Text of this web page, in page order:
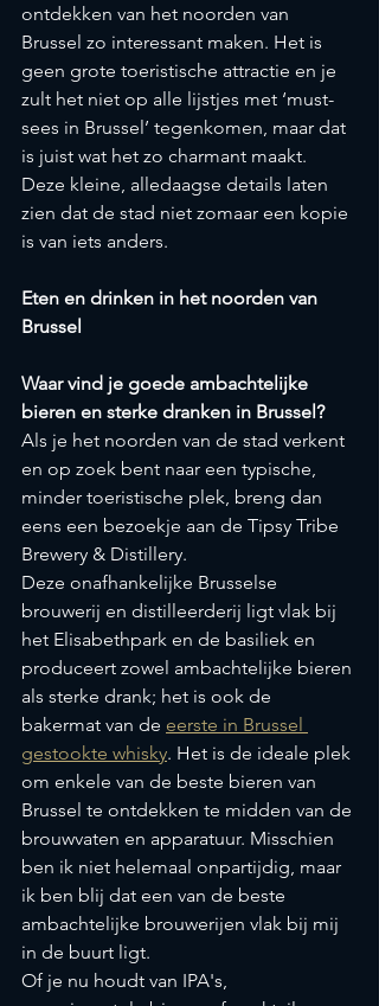
ontdekken van het noorden van
Brussel zo interessant maken. Het is
geen grote toeristische attractie en je
zult het niet op alle lijstjes met ‘must-
sees in Brussel’ tegenkomen, maar dat
is juist wat het zo charmant maakt.
Deze kleine, alledaagse details laten
zien dat de stad niet zomaar een kopie
is van iets anders.
Eten en drinken in het noorden van
Brussel
Waar vind je goede ambachtelijke
bieren en sterke dranken in Brussel?
Als je het noorden van de stad verkent
en op zoek bent naar een typische,
minder toeristische plek, breng dan
eens een bezoekje aan de Tipsy Tribe
Brewery & Distillery.
Deze onafhankelijke Brusselse
brouwerij en distilleerderij ligt vlak bij
het Elisabethpark en de basiliek en
produceert zowel ambachtelijke bieren
als sterke drank; het is ook de
bakermat van de eerste in Brussel
gestookte whisky. Het is de ideale plek
om enkele van de beste bieren van
Brussel te ontdekken te midden van de
brouwvaten en apparatuur. Misschien
ben ik niet helemaal onpartijdig, maar
ik ben blij dat een van de beste
ambachtelijke brouwerijen vlak bij mij
in de buurt ligt.
Of je nu houdt van IPA's,